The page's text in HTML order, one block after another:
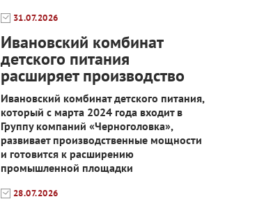
31.07.2026
Ивановский комбинат
детского питания
расширяет производство
Ивановский комбинат детского питания,
который с марта 2024 года входит в
Группу компаний «Черноголовка»,
развивает производственные мощности
и готовится к расширению
промышленной площадки
28.07.2026